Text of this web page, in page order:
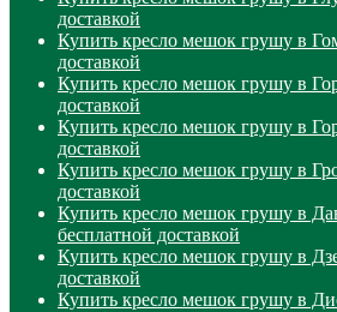
доставкой
Купить кресло мешок грушу в
доставкой
Купить кресло мешок грушу в
доставкой
Купить кресло мешок грушу в
доставкой
Купить кресло мешок грушу в
доставкой
Купить кресло мешок грушу в
бесплатной доставкой
Купить кресло мешок грушу в
доставкой
Купить кресло мешок грушу в